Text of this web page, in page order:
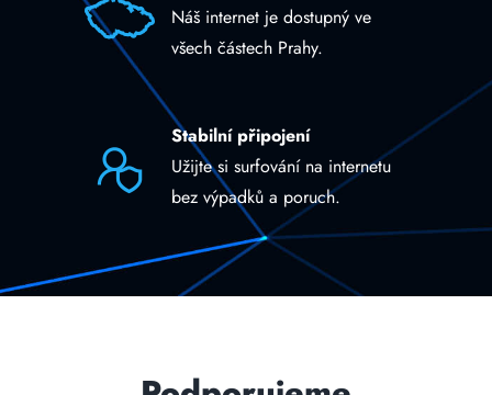
Náš internet je dostupný ve
všech částech Prahy.
Stabilní připojení
Užijte si surfování na internetu
bez výpadků a poruch.